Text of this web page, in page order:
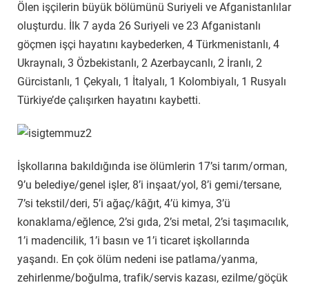
Ölen işçilerin büyük bölümünü Suriyeli ve Afganistanlılar
oluşturdu. İlk 7 ayda 26 Suriyeli ve 23 Afganistanlı
göçmen işçi hayatını kaybederken, 4 Türkmenistanlı, 4
Ukraynalı, 3 Özbekistanlı, 2 Azerbaycanlı, 2 İranlı, 2
Gürcistanlı, 1 Çekyalı, 1 İtalyalı, 1 Kolombiyalı, 1 Rusyalı
Türkiye’de çalışırken hayatını kaybetti.
İşkollarına bakıldığında ise ölümlerin 17’si tarım/orman,
9’u belediye/genel işler, 8’i inşaat/yol, 8’i gemi/tersane,
7’si tekstil/deri, 5’i ağaç/kâğıt, 4’ü kimya, 3’ü
konaklama/eğlence, 2’si gıda, 2’si metal, 2’si taşımacılık,
1’i madencilik, 1’i basın ve 1’i ticaret işkollarında
yaşandı. En çok ölüm nedeni ise patlama/yanma,
zehirlenme/boğulma, trafik/servis kazası, ezilme/göçük